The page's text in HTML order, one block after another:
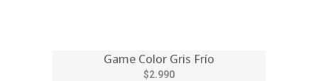
Game Color Gris Frío
$2.990